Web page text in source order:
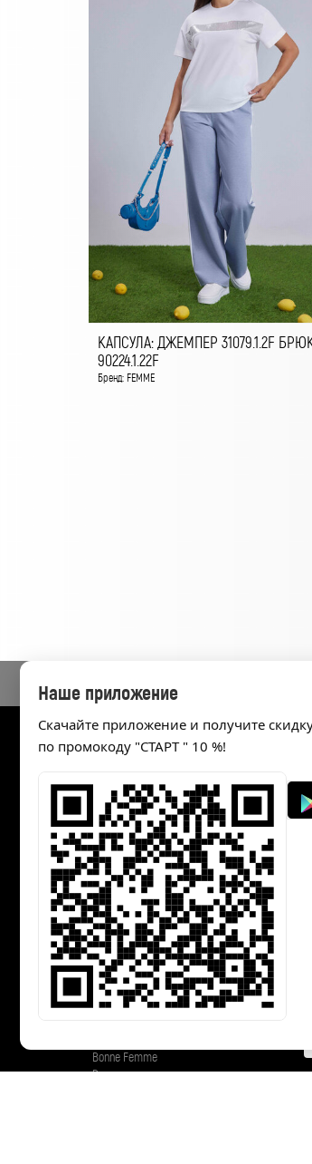
КАПСУЛА: ДЖЕМПЕР 31079.1.2F
90224.1.22F
Бренд: FEMME
Наше приложение
Скачайте приложение и получите
по промокоду "СТАРТ " 10 %!
Каталог
Акции
Жакеты и жилеты
Блузки, рубашки и туники
Джемперы и майки
Юбки
Брюки
Платья
Верхняя одежда
Нарядная одежда
Свитера и кардиганы
Коллекции
Bonne Femme
Devur
Где
Как
Политика